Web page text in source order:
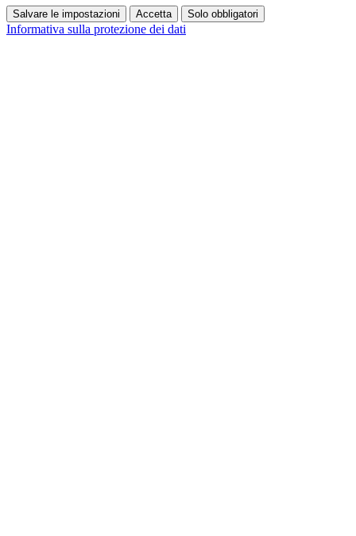
Salvare le impostazioni Accetta Solo obbligatori
Informativa sulla protezione dei dati